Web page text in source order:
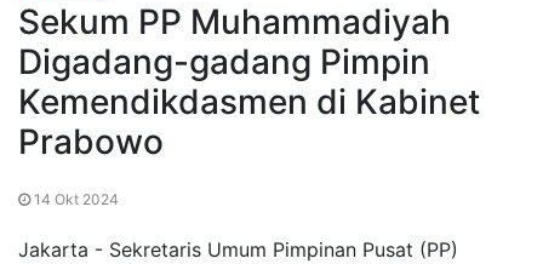
Sekum PP Muhammadiyah
Digadang-gadang Pimpin
Kemendikdasmen di Kabinet
Prabowo
14 Okt 2024
Jakarta - Sekretaris Umum Pimpinan Pusat (PP)